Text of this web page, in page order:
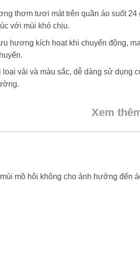
thơm tươi mát trên quần áo suốt 24
với mùi khó chịu.
hương kích hoạt khi chuyển động,
vải và màu sắc, dễ dàng sử dụng
Xem
mồ hôi không cho ảnh hưởng đến